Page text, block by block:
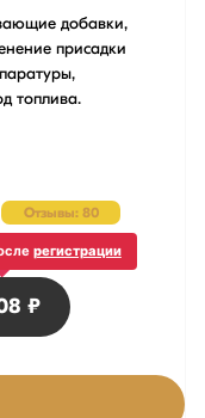
добавки,
присадки
топлива.
Отзывы: 80
₽
регистрации